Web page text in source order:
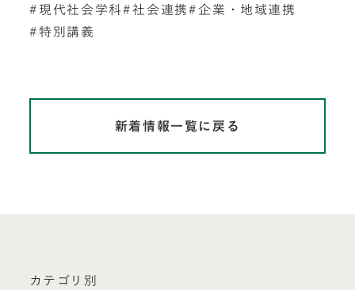
現代社会学科 社会連携
企業・地域連携
特別講義
新着情報一覧に戻る
カテゴリ別